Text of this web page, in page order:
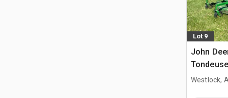
Lot 9
John
Westlock,